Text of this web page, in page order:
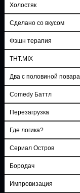
Холостяк
Сделано со вкусом
Фэшн терапия
ТНТ.MIX
Два с половиной повара
Comedy Баттл
Перезагрузка
Где логика?
Сериал Остров
Бородач
Импровизация